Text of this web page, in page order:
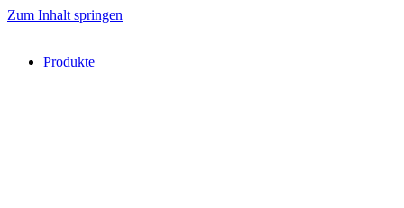
Zum Inhalt springen
Produkte